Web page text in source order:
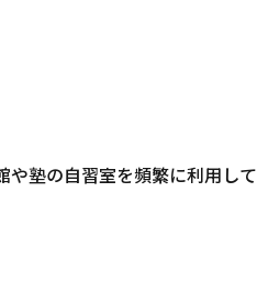
や塾の自習室を頻繁に利用して